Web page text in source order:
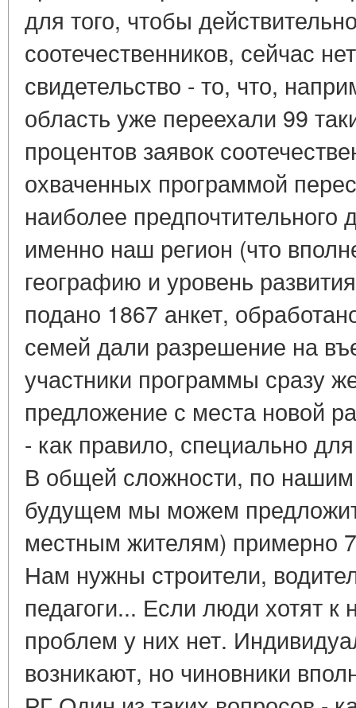
для того, чтобы
соотечественников, сейчас
свидетельство - то, что,
область уже переехали 99
процентов заявок
охваченных программой
наиболее
именно наш регион (что
географию и уровень
подано 1867 анкет,
семей дали разрешение на
участники программы сразу
предложение с места новой
- как правило, специально
В общей сложности, по
будущем мы можем
местным жителям) примерно
Нам нужны строители,
педагоги... Если люди хотят
проблем у них нет.
возникают, но чиновники